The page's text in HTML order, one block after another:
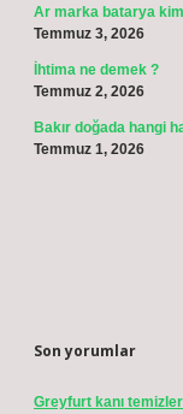
Ar marka batarya
Temmuz 3, 2026
İhtima ne demek ?
Temmuz 2, 2026
Bakır doğada hangi
Temmuz 1, 2026
Son yorumlar
Greyfurt kanı